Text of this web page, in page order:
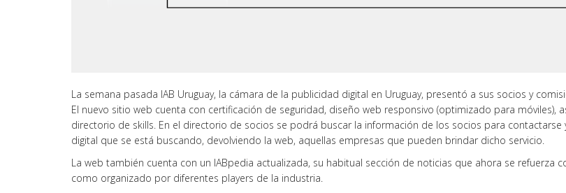
La semana pasada IAB Uruguay, la cámara de la publicidad digital en Uruguay, presentó a sus socios y
El nuevo sitio web cuenta con certificación de seguridad, diseño web responsivo (optimizado para
directorio de skills. En el directorio de socios se podrá buscar la información de los socios para
digital que se está buscando, devolviendo la web, aquellas empresas que pueden brindar dicho servicio.
La web también cuenta con un IABpedia actualizada, su habitual sección de noticias que ahora se refuerza
como organizado por diferentes players de la industria.